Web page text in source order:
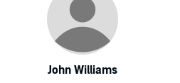
John Williams